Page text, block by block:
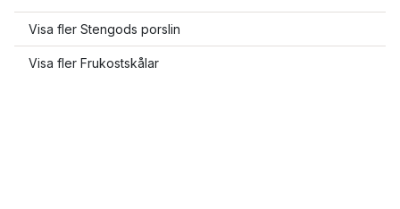
Visa fler Stengods porslin
Visa fler Frukostskålar